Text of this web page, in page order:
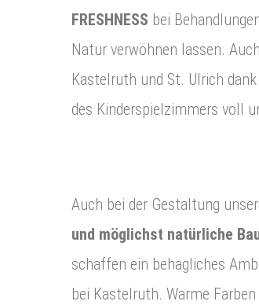
FRESHNESS bei
Natur verwöhnen lassen.
Kastelruth und St. Ulrich
des Kinderspielzimmers voll
Auch bei der Gestaltung
und möglichst natürliche
schaffen ein behagliches
bei Kastelruth. Warme